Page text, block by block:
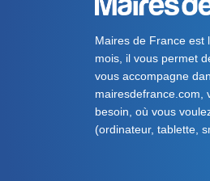
Maires de France est
mois, il vous permet
vous accompagne
mairesdefrance.com,
besoin, où vous
(ordinateur, tablette,